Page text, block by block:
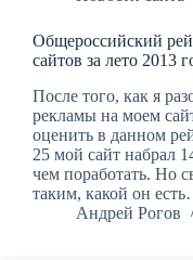
Общероссийский
сайтов за лето 2013
После того, как я
рекламы на моем
оценить в данном
25 мой сайт набрал
чем поработать. Но
таким, какой он
Андрей Рогов